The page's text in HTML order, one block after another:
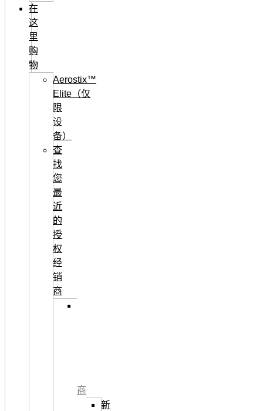
在
这
里
购
物
Aerostix™
Elite（仅
限
设
备）
查
找
您
最
近
的
授
权
经
销
商
商
新